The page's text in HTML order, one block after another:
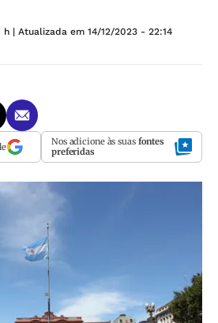
h | Atualizada em 14/12/2023 - 22:14
Nos adicione às suas fontes
preferidas